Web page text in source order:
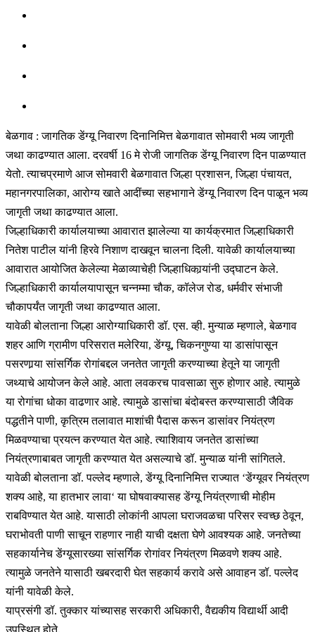
बेळगाव : जागतिक डेंग्यू निवारण दिनानिमित्त बेळगावात सोमवारी भव्य जागृती
जथा काढण्यात आला. दरवर्षी 16 मे रोजी जागतिक डेंग्यू निवारण दिन पाळण्यात
येतो. त्याचप्रमाणे आज सोमवारी बेळगावात जिल्हा प्रशासन, जिल्हा पंचायत,
महानगरपालिका, आरोग्य खाते आदींच्या सहभागाने डेंग्यू निवारण दिन पाळून भव्य
जागृती जथा काढण्यात आला.
जिल्हाधिकारी कार्यालयाच्या आवारात झालेल्या या कार्यक्रमात जिल्हाधिकारी
नितेश पाटील यांनी हिरवे निशाण दाखवून चालना दिली. यावेळी कार्यालयाच्या
आवारात आयोजित केलेल्या मेळाव्याचेही जिल्हाधिकार्‍यांनी उद्घाटन केले.
जिल्हाधिकारी कार्यालयापासून चन्नम्मा चौक, कॉलेज रोड, धर्मवीर संभाजी
चौकापर्यंत जागृती जथा काढण्यात आला.
यावेळी बोलताना जिल्हा आरोग्याधिकारी डॉ. एस. व्ही. मुन्याळ म्हणाले, बेळगाव
शहर आणि ग्रामीण परिसरात मलेरिया, डेंग्यू, चिकनगुण्या या डासांपासून
पसरणार्‍या सांसर्गिक रोगांबद्दल जनतेत जागृती करण्याच्या हेतूने या जागृती
जथ्याचे आयोजन केले आहे. आता लवकरच पावसाळा सुरु होणार आहे. त्यामुळे
या रोगांचा धोका वाढणार आहे. त्यामुळे डासांचा बंदोबस्त करण्यासाठी जैविक
पद्धतीने पाणी, कृत्रिम तलावात माशांची पैदास करून डासांवर नियंत्रण
मिळवण्याचा प्रयत्न करण्यात येत आहे. त्याशिवाय जनतेत डासांच्या
नियंत्रणाबाबत जागृती करण्यात येत असल्याचे डॉ. मुन्याळ यांनी सांगितले.
यावेळी बोलताना डॉ. पल्लेद म्हणाले, डेंग्यू दिनानिमित्त राज्यात ‘डेंग्यूवर नियंत्रण
शक्य आहे, या हातभार लावा‘ या घोषवाक्यासह डेंग्यू नियंत्रणाची मोहीम
राबविण्यात येत आहे. यासाठी लोकांनी आपला घराजवळचा परिसर स्वच्छ ठेवून,
घराभोवती पाणी साचून राहणार नाही याची दक्षता घेणे आवश्यक आहे. जनतेच्या
सहकार्यानेच डेंग्यूसारख्या सांसर्गिक रोगांवर नियंत्रण मिळवणे शक्य आहे.
त्यामुळे जनतेने यासाठी खबरदारी घेत सहकार्य करावे असे आवाहन डॉ. पल्लेद
यांनी यावेळी केले.
याप्रसंगी डॉ. तुक्कार यांच्यासह सरकारी अधिकारी, वैद्यकीय विद्यार्थी आदी
उपस्थित होते.